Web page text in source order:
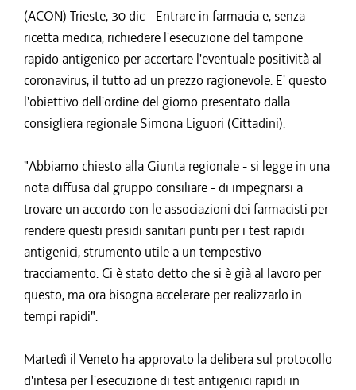
(ACON) Trieste, 30 dic - Entrare in farmacia e, senza
ricetta medica, richiedere l'esecuzione del tampone
rapido antigenico per accertare l'eventuale positività al
coronavirus, il tutto ad un prezzo ragionevole. E' questo
l'obiettivo dell'ordine del giorno presentato dalla
consigliera regionale Simona Liguori (Cittadini).
"Abbiamo chiesto alla Giunta regionale - si legge in una
nota diffusa dal gruppo consiliare - di impegnarsi a
trovare un accordo con le associazioni dei farmacisti per
rendere questi presidi sanitari punti per i test rapidi
antigenici, strumento utile a un tempestivo
tracciamento. Ci è stato detto che si è già al lavoro per
questo, ma ora bisogna accelerare per realizzarlo in
tempi rapidi".
Martedì il Veneto ha approvato la delibera sul protocollo
d'intesa per l'esecuzione di test antigenici rapidi in